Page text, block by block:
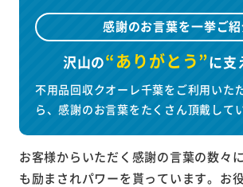
感謝のお言葉を一挙ご
沢山の“ありがとう”に支
不用品回収クオーレ千葉をご利用いた
ら、感謝のお言葉をたくさん頂戴して
お客様からいただく感謝の言葉の数々
も励まされパワーを貰っています。お